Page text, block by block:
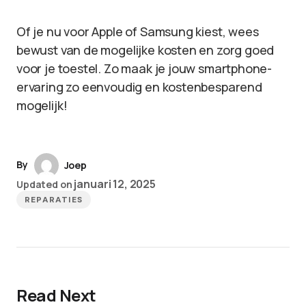
Of je nu voor Apple of Samsung kiest, wees
bewust van de mogelijke kosten en zorg goed
voor je toestel. Zo maak je jouw smartphone-
ervaring zo eenvoudig en kostenbesparend
mogelijk!
By
Joep
Updated on januari 12, 2025
REPARATIES
Read Next